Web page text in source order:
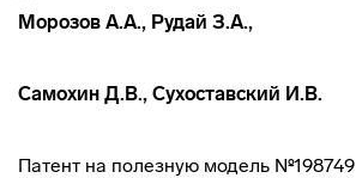
Морозов А.А., Рудай З.А.,
Самохин Д.В., Сухоставский И.В.
Патент на полезную модель №198749